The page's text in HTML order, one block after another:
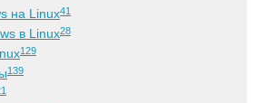
на Linux41
в Linux28
129
139